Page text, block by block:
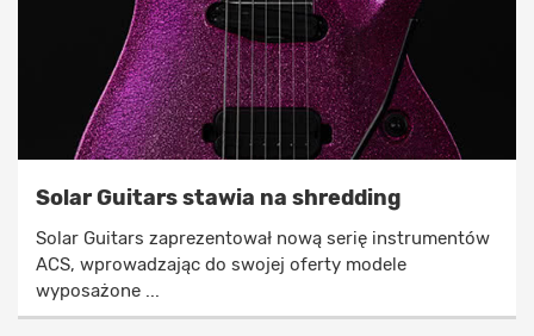
Solar Guitars stawia na shredding
Solar Guitars zaprezentował nową serię instrumentów
ACS, wprowadzając do swojej oferty modele
wyposażone ...